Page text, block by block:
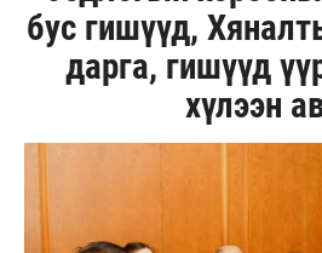
бус гишүүд,
дарга, гишүүд
хүлээн